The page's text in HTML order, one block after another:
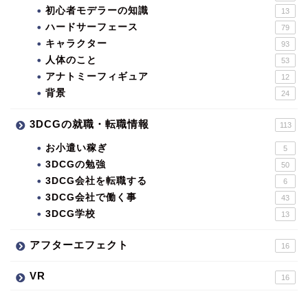
初心者モデラーの知識 13
ハードサーフェース 79
キャラクター 93
人体のこと 53
アナトミーフィギュア 12
背景 24
3DCGの就職・転職情報 113
お小遣い稼ぎ 5
3DCGの勉強 50
3DCG会社を転職する 6
3DCG会社で働く事 43
3DCG学校 13
アフターエフェクト 16
VR 16